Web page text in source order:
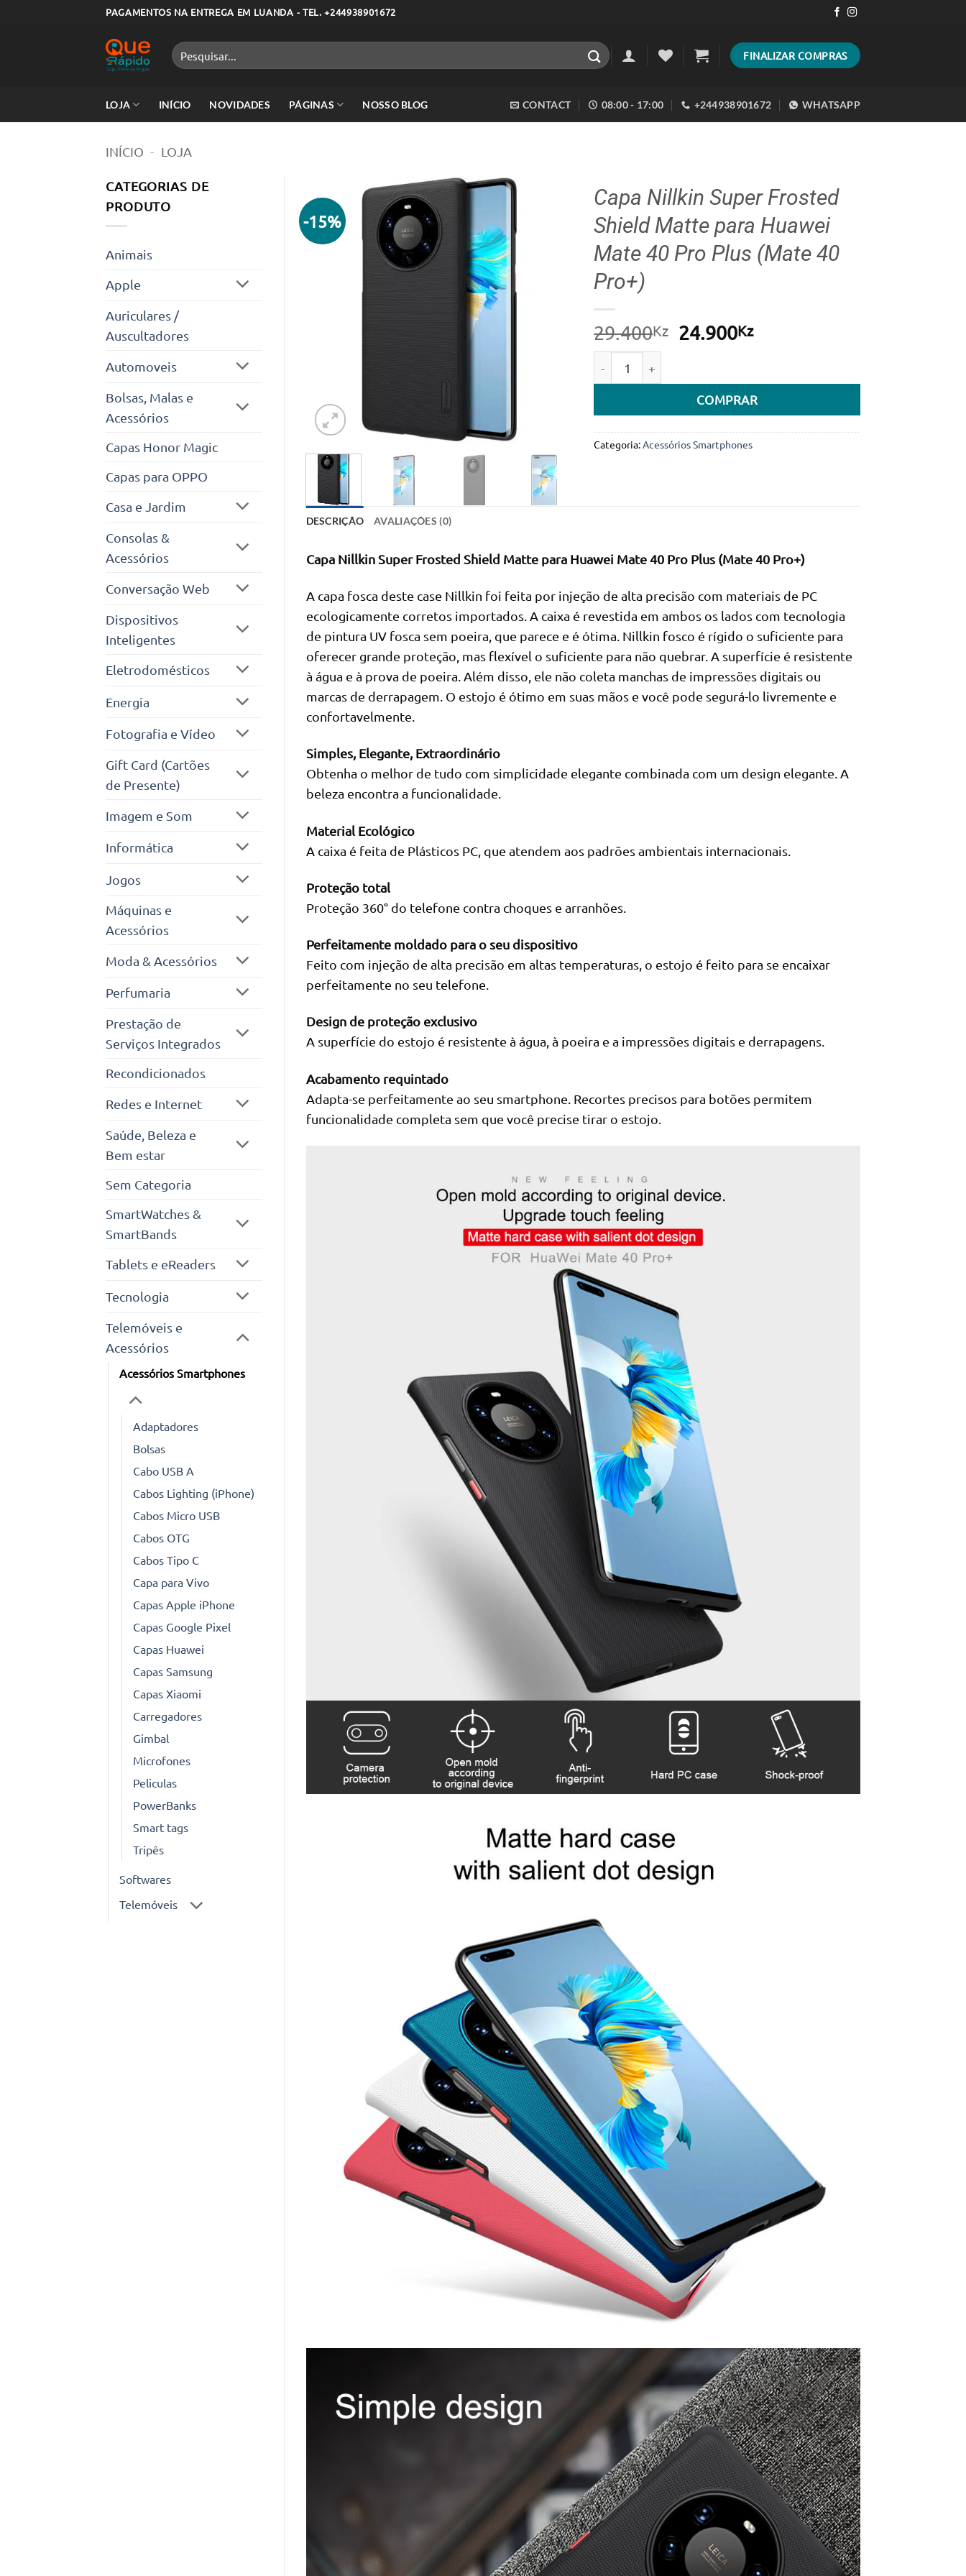
PAGAMENTOS NA ENTREGA EM LUANDA - TEL. +244938901672
Pesquisar
por:
FINALIZAR COMPRAS
LOJA INÍCIO NOVIDADES PÁGINAS NOSSO BLOG CONTACT 08:00 - 17:00 +244938901672 WHATSAPP
INÍCIO - LOJA
CATEGORIAS DE
PRODUTO
Animais
Apple
Auriculares /
Auscultadores
Automoveis
Bolsas, Malas e
Acessórios
Capas Honor Magic
Capas para OPPO
Casa e Jardim
Consolas &
Acessórios
Conversação Web
Dispositivos
Inteligentes
Eletrodomésticos
Energia
Fotografia e Vídeo
Gift Card (Cartões
de Presente)
Imagem e Som
Informática
Jogos
Máquinas e
Acessórios
Moda & Acessórios
Perfumaria
Prestação de
Serviços Integrados
Recondicionados
Redes e Internet
Saúde, Beleza e
Bem estar
Sem Categoria
SmartWatches &
SmartBands
Tablets e eReaders
Tecnologia
Telemóveis e
Acessórios
Acessórios Smartphones
Adaptadores
Bolsas
Cabo USB A
Cabos Lighting (iPhone)
Cabos Micro USB
Cabos OTG
Cabos Tipo C
Capa para Vivo
Capas Apple iPhone
Capas Google Pixel
Capas Huawei
Capas Samsung
Capas Xiaomi
Carregadores
Gimbal
Microfones
Peliculas
PowerBanks
Smart tags
Tripês
Softwares
Telemóveis
-15%
Adicionar
Capa Nillkin Super Frosted
Shield Matte para Huawei
Mate 40 Pro Plus (Mate 40
Pro+)
29.400Kz O
era:
29.400Kz.
24.900KzO
é:
24.900Kz.
COMPRAR
Categoria:Acessórios Smartphones
DESCRIÇÃO AVALIAÇÕES (0)
Capa Nillkin Super Frosted Shield Matte para Huawei Mate 40 Pro Plus (Mate 40 Pro+)
A capa fosca deste case Nillkin foi feita por injeção de alta precisão com materiais de PC
ecologicamente corretos importados. A caixa é revestida em ambos os lados com tecnologia
de pintura UV fosca sem poeira, que parece e é ótima. Nillkin fosco é rígido o suficiente para
oferecer grande proteção, mas flexível o suficiente para não quebrar. A superfície é resistente
à água e à prova de poeira. Além disso, ele não coleta manchas de impressões digitais ou
marcas de derrapagem. O estojo é ótimo em suas mãos e você pode segurá-lo livremente e
confortavelmente.
Simples, Elegante, Extraordinário
Obtenha o melhor de tudo com simplicidade elegante combinada com um design elegante. A
beleza encontra a funcionalidade.
Material Ecológico
A caixa é feita de Plásticos PC, que atendem aos padrões ambientais internacionais.
Proteção total
Proteção 360° do telefone contra choques e arranhões.
Perfeitamente moldado para o seu dispositivo
Feito com injeção de alta precisão em altas temperaturas, o estojo é feito para se encaixar
perfeitamente no seu telefone.
Design de proteção exclusivo
A superfície do estojo é resistente à água, à poeira e a impressões digitais e derrapagens.
Acabamento requintado
Adapta-se perfeitamente ao seu smartphone. Recortes precisos para botões permitem
funcionalidade completa sem que você precise tirar o estojo.